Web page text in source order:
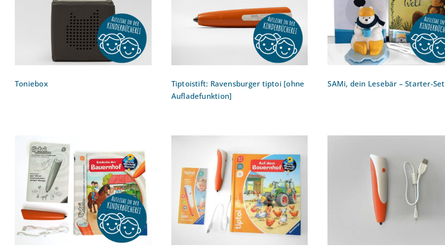
Toniebox
Toniebox
Tiptoistift: Ravensburger
tiptoi [ohne Aufladefunktion]
Tiptoistift: Ravensburger tiptoi [ohne
Aufladefunktion]
SAMi, dein Lesebär –
Starter-Set
SAMi, dein Lesebär – Starter-Set
tiptoi Starter-Set (Stift und
Bauernhof-Buch) ohne
Aufladefunktion
tiptoi Starter-Set (Stift und
Bauernhof-Buch) mit
Aufladefunktion
tiptoi-Stift mit
Aufnahmefunktion (und
Aufladefunktion)